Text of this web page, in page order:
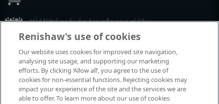
Kiállítások és konferenciák
Renishaw's use of cookies
Our website uses cookies for improved site navigation,
analysing site usage, and supporting our marketing
efforts. By clicking ‘Allow all’, you agree to the use of
cookies for non-essential functions. Rejecting cookies may
impact your experience of the site and the services we are
able to offer. To learn more about our use of cookies